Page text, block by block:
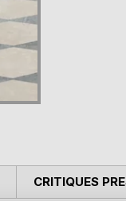
CRITIQUES